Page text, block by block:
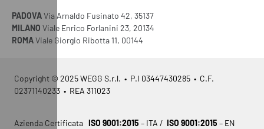
PADOVAVia Arnaldo Fusinato 42, 35137
MILANO Viale Enrico Forlanini 23, 20134
ROMAViale Giorgio Ribotta 11, 00144
Copyright © 2025 WEGG S.r.l. • P.I 03447430285 • C.F.
02371140233 • REA 311023
Azienda Certificata ISO 9001:2015 – ITA / ISO 9001:2015 – EN